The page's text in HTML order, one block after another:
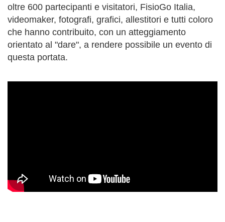
oltre 600 partecipanti e visitatori, FisioGo Italia,
videomaker, fotografi, grafici, allestitori e tutti coloro
che hanno contribuito, con un atteggiamento
orientato al "dare", a rendere possibile un evento di
questa portata.